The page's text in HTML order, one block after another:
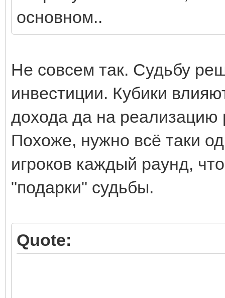
основном..
Не совсем так. Судьбу
инвестиции. Кубики
дохода да на реализацию
Похоже, нужно всё таки
игроков каждый раунд,
"подарки" судьбы.
Quote: